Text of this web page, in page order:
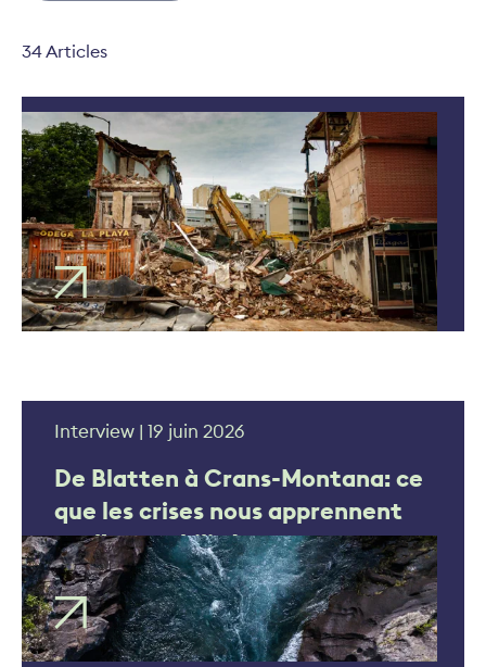
34 Articles
Listicle | 12 décembre 2025
Le système d’engagements
conditionnels en cas de
séisme : une fausse bonne
idée
Interview | 19 juin 2026
De Blatten à Crans-Montana: ce
que les crises nous apprennent
sur l’assurabilité